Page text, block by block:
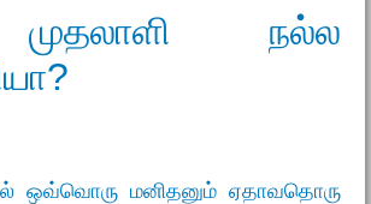
நல்ல
ஒவ்வொரு மனிதனும் ஏதாவதொரு